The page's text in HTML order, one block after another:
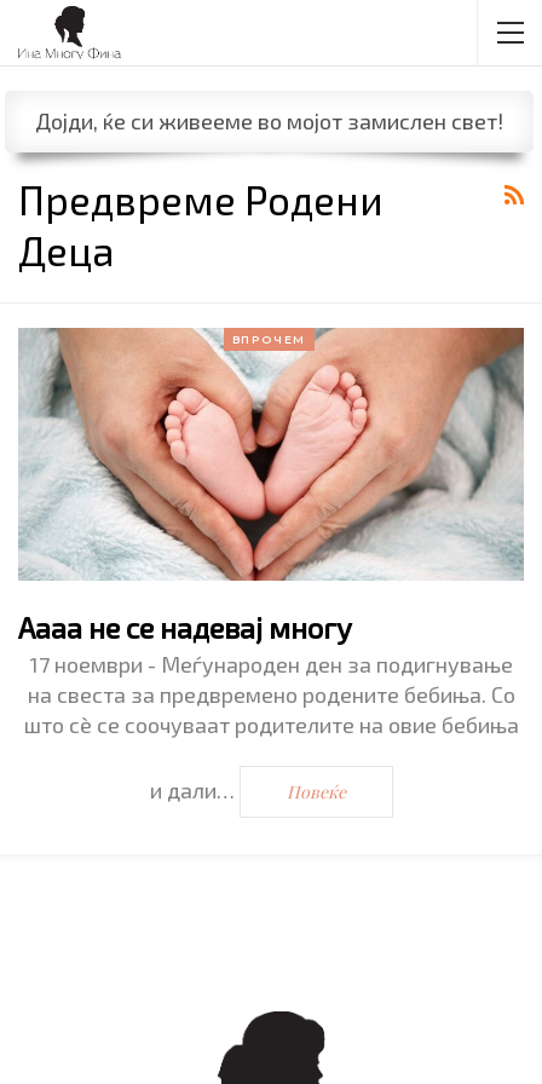
Дојди, ќе си живееме во мојот замислен свет!
Предвреме Родени
Деца
ВПРОЧЕМ
Аааа не се надевај многу
17 ноември - Меѓународен ден за подигнување
на свеста за предвремено родените бебиња. Со
што сѐ се соочуваат родителите на овие бебиња
и дали… Повеќе